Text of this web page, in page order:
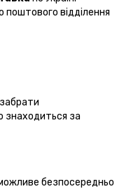
відділення
знаходиться за
безпосередньо